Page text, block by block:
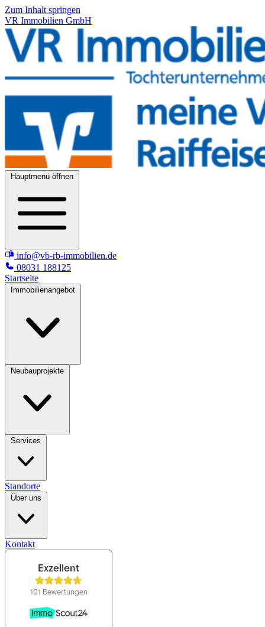
Zum Inhalt springen
VR Immobilien GmbH
Hauptmenü öffnen
info@vb-rb-immobilien.de
08031 188125
Startseite
Immobilienangebot
Neubauprojekte
Services
Standorte
Über uns
Kontakt